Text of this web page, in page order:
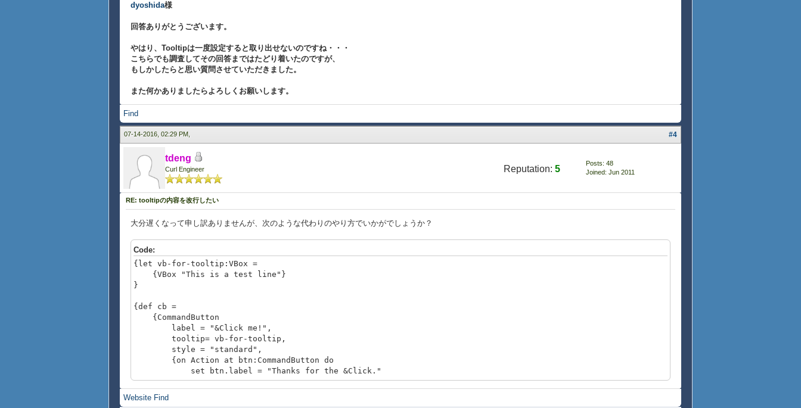
dyoshida様
回答ありがとうございます。
やはり、Tooltipは一度設定すると取り出せないのですね・・・
こちらでも調査してその回答まではたどり着いたのですが、
もしかしたらと思い質問させていただきました。
また何かありましたらよろしくお願いします。
Find
07-14-2016, 02:29 PM, #4
tdeng
Curl Engineer Reputation: 5
Posts: 48
Joined: Jun 2011
RE: tooltipの内容を改行したい
大分遅くなって申し訳ありませんが、次のような代わりのやり方でいかがでしょうか？
Code:
{let vb-for-tooltip:VBox =
{VBox "This is a test line"}
}
{def cb =
{CommandButton
label = "&Click me!",
tooltip= vb-for-tooltip,
style = "standard",
{on Action at btn:CommandButton do
set btn.label = "Thanks for the &Click."
}
}
}
Website Find